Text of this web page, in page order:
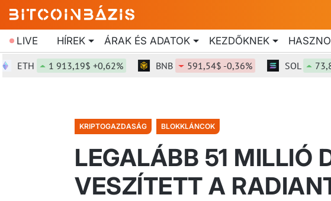
LIVE HÍREK ÁRAK ÉS ADATOK KEZDŐKNEK
1 913,19$ +0,62% BNB 591,54$ -0,36% SOL 73,85$
KRIPTOGAZDASÁG BLOKKLÁNCOK
LEGALÁBB 51 MILLIÓ
VESZÍTETT A